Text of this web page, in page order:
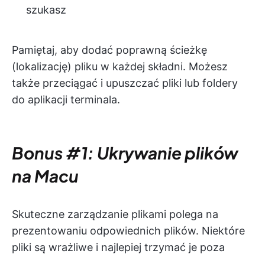
szukasz
Pamiętaj, aby dodać poprawną ścieżkę
(lokalizację) pliku w każdej składni. Możesz
także przeciągać i upuszczać pliki lub foldery
do aplikacji terminala.
Bonus #1: Ukrywanie plików
na Macu
Skuteczne zarządzanie plikami polega na
prezentowaniu odpowiednich plików. Niektóre
pliki są wrażliwe i najlepiej trzymać je poza